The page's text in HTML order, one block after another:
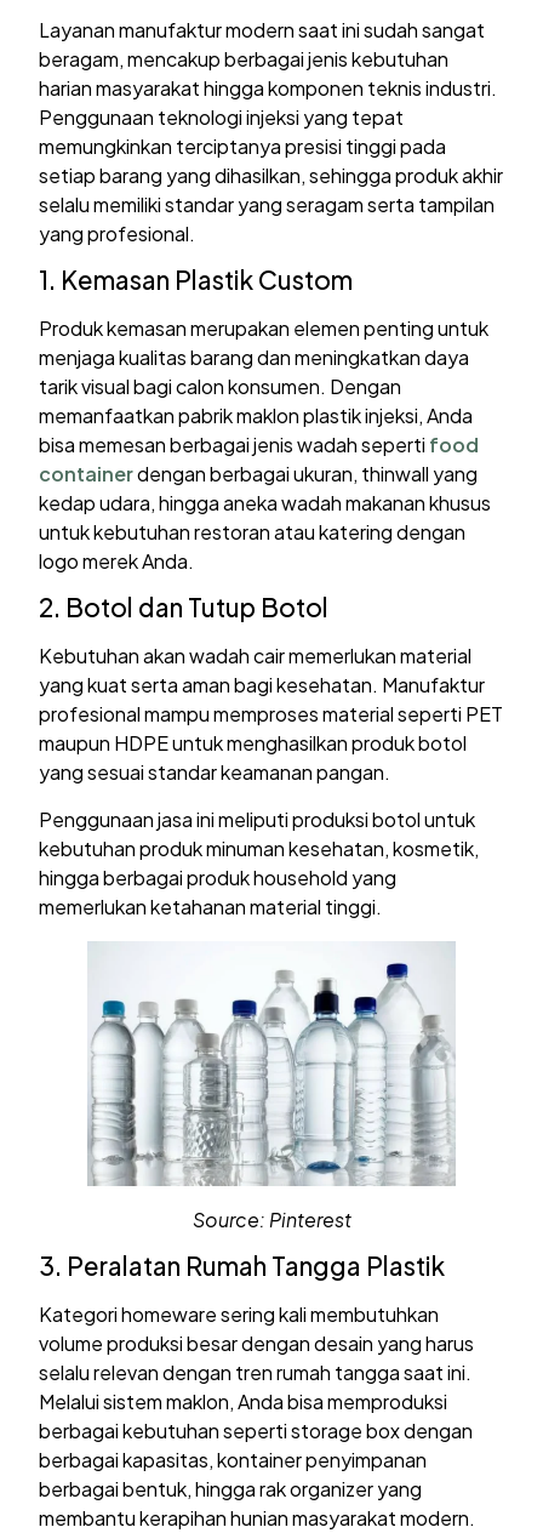
Layanan manufaktur modern saat ini sudah sangat
beragam, mencakup berbagai jenis kebutuhan
harian masyarakat hingga komponen teknis industri.
Penggunaan teknologi injeksi yang tepat
memungkinkan terciptanya presisi tinggi pada
setiap barang yang dihasilkan, sehingga produk akhir
selalu memiliki standar yang seragam serta tampilan
yang profesional.
1. Kemasan Plastik Custom
Produk kemasan merupakan elemen penting untuk
menjaga kualitas barang dan meningkatkan daya
tarik visual bagi calon konsumen. Dengan
memanfaatkan pabrik maklon plastik injeksi, Anda
bisa memesan berbagai jenis wadah seperti food
containerdengan berbagai ukuran, thinwall yang
kedap udara, hingga aneka wadah makanan khusus
untuk kebutuhan restoran atau katering dengan
logo merek Anda.
2. Botol dan Tutup Botol
Kebutuhan akan wadah cair memerlukan material
yang kuat serta aman bagi kesehatan. Manufaktur
profesional mampu memproses material seperti PET
maupun HDPE untuk menghasilkan produk botol
yang sesuai standar keamanan pangan.
Penggunaan jasa ini meliputi produksi botol untuk
kebutuhan produk minuman kesehatan, kosmetik,
hingga berbagai produk household yang
memerlukan ketahanan material tinggi.
Source: Pinterest
3. Peralatan Rumah Tangga Plastik
Kategori homeware sering kali membutuhkan
volume produksi besar dengan desain yang harus
selalu relevan dengan tren rumah tangga saat ini.
Melalui sistem maklon, Anda bisa memproduksi
berbagai kebutuhan seperti storage box dengan
berbagai kapasitas, kontainer penyimpanan
berbagai bentuk, hingga rak organizer yang
membantu kerapihan hunian masyarakat modern.